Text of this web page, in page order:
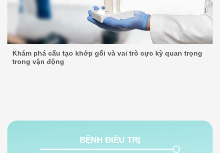
Khám phá cấu tạo khớp gối và vai trò cực kỳ quan trọng
trong vận động
BỆNH ĐIỀU TRỊ